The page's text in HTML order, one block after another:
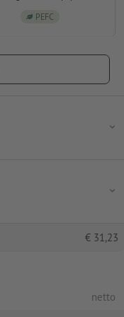
PEFC
€ 31,23
netto